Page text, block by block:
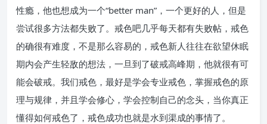
性瘾，他也想成为一个“better man”，一个更好的人，但是
尝试很多方法都失败了。戒色吧几乎每天都有失败帖，戒色
的确很有难度，不是那么容易的，戒色新人往往在欲望休眠
期内会产生轻敌的想法，一旦到了破戒高峰期，他就很有可
能会破戒。我们戒色，最好是学会专业戒色，掌握戒色的原
理与规律，并且学会修心，学会控制自己的念头，当你真正
懂得如何戒色了，戒色成功也就是水到渠成的事情了。